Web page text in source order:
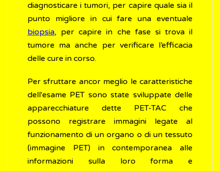
diagnosticare i tumori, per capire quale sia il
punto migliore in cui fare una eventuale
biopsia, per capire in che fase si trova il
tumore ma anche per verificare l’efficacia
delle cure in corso.
Per sfruttare ancor meglio le caratteristiche
dell'esame PET sono state sviluppate delle
apparecchiature dette PET-TAC che
possono registrare immagini legate al
funzionamento di un organo o di un tessuto
(immagine PET) in contemporanea alle
informazioni sulla loro forma e